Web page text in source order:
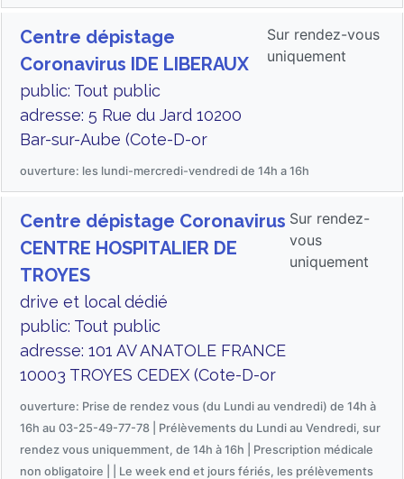
Centre dépistage
Coronavirus IDE LIBERAUX
public: Tout public
adresse: 5 Rue du Jard 10200
Bar-sur-Aube (Cote-D-or
Sur rendez-vous
uniquement
ouverture: les lundi-mercredi-vendredi de 14h a 16h
Centre dépistage Coronavirus
CENTRE HOSPITALIER DE
TROYES
drive et local dédié
public: Tout public
adresse: 101 AV ANATOLE FRANCE
10003 TROYES CEDEX (Cote-D-or
Sur rendez-
vous
uniquement
ouverture: Prise de rendez vous (du Lundi au vendredi) de 14h à
16h au 03-25-49-77-78 | Prélèvements du Lundi au Vendredi, sur
rendez vous uniquemment, de 14h à 16h | Prescription médicale
non obligatoire | | Le week end et jours fériés, les prélèvements